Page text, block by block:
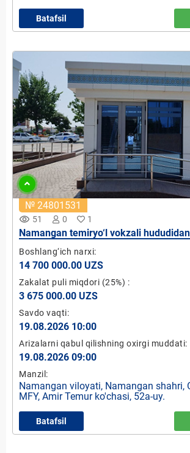
Batafsil
remove_red_eye 51 0 1
№ 24801531
Namangan temiryo‘l vokzali
ijaraga berish
Boshlang‘ich narxi:
14 700 000.00 UZS
Zakalat puli miqdori (25%) :
3 675 000.00 UZS
Savdo vaqti:
19.08.2026 10:00
Arizalarni qabul qilishning oxirgi muddati:
19.08.2026 09:00
Manzil:
Namangan viloyati, Namangan shahri,
MFY, Amir Temur ko'chasi, 52a-uy.
Batafsil